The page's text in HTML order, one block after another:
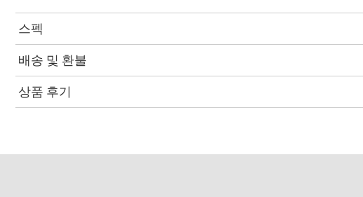
스펙
배송 및 환불
상품 후기